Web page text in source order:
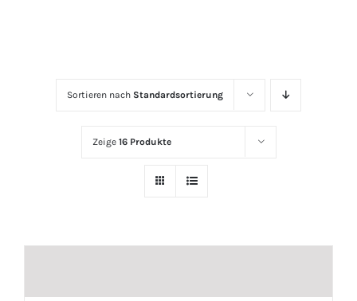
Sortieren nach Standardsortierung
Zeige 16 Produkte